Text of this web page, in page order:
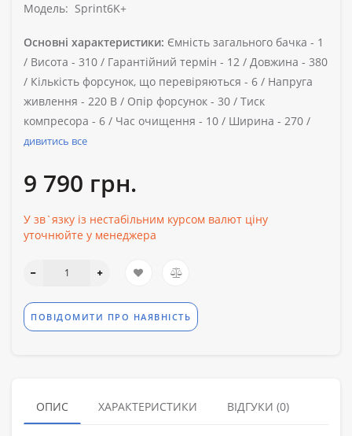
Модель: Sprint6K+
Основні характеристики: Ємність загального бачка - 1
/ Висота - 310 / Гарантійний термін - 12 / Довжина - 380
/ Кількість форсунок, що перевіряються - 6 / Напруга
живлення - 220 В / Опір форсунок - 30 / Тиск
компресора - 6 / Час очищення - 10 / Ширина - 270 /
дивитись все
9 790 грн.
У зв`язку із нестабільним курсом валют ціну
уточнюйте у менеджера
ПОВІДОМИТИ ПРО НАЯВНІСТЬ
ОПИС ХАРАКТЕРИСТИКИ ВІДГУКИ (0)